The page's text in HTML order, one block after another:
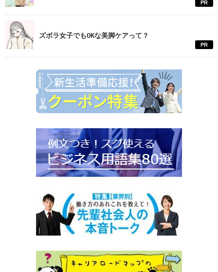
PR
ズボラ女子でもOKな美脚ケアって？
PR